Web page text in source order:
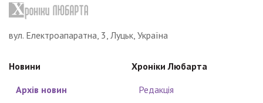
вул. Електроапаратна, 3, Луцьк, Україна
Новини
Архів новин
Хроніки Любарта
Редакція